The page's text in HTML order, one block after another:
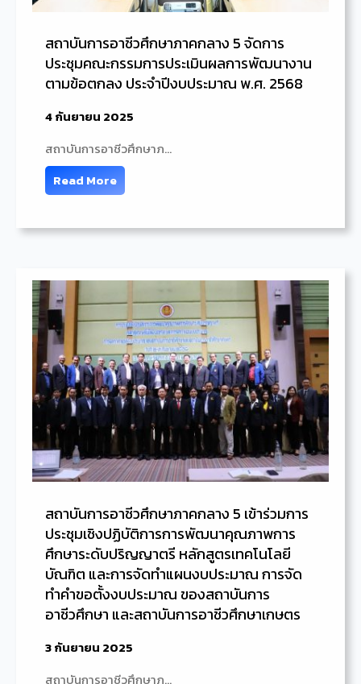
สถาบันการอาชีวศึกษาภาคกลาง 5 จัดการ
ประชุมคณะกรรมการประเมินผลการพัฒนางาน
ตามข้อตกลง ประจำปีงบประมาณ พ.ศ. 2568
4 กันยายน 2025
สถาบันการอาชีวศึกษาภ…
Read More
สถาบันการอาชีวศึกษาภาคกลาง 5 เข้าร่วมการ
ประชุมเชิงปฏิบัติการการพัฒนาคุณภาพการ
ศึกษาระดับปริญญาตรี หลักสูตรเทคโนโลยี
บัณฑิต และการจัดทำแผนงบประมาณ การจัด
ทำคำขอตั้งงบประมาณ ของสถาบันการ
อาชีวศึกษา และสถาบันการอาชีวศึกษาเกษตร
3 กันยายน 2025
สถาบันการอาชีวศึกษาภ…